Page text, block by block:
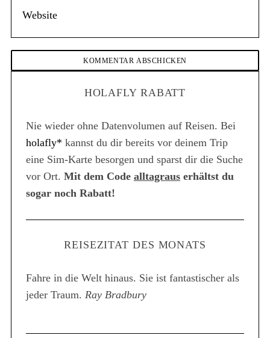
HOLAFLY RABATT
Nie wieder ohne Datenvolumen auf Reisen. Bei
holafly* kannst du dir bereits vor deinem Trip
eine Sim-Karte besorgen und sparst dir die Suche
vor Ort. Mit dem Code alltagrauserhältst du
sogar noch Rabatt!
REISEZITAT DES MONATS
Fahre in die Welt hinaus. Sie ist fantastischer als
jeder Traum. Ray Bradbury